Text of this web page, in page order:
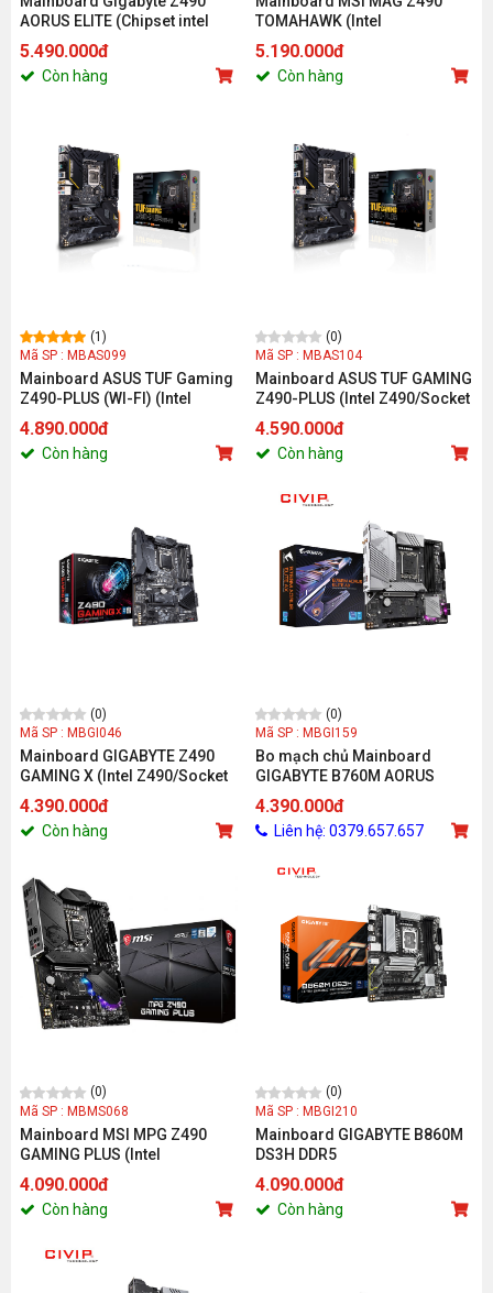
AORUS ELITE (Chipset intel
Z490/Socket LGA1200/Ram
DDR4/ ATX)
5.490.000đ
Còn hàng
TOMAHAWK (Intel
Z490/Socket 1200/ATX/4 khe
RAM DDR4)
5.190.000đ
Còn hàng
(1)
Mã SP : MBAS099
Mainboard ASUS TUF Gaming
Z490-PLUS (WI-FI) (Intel
Z490/Socket 1200/ATX/4 khe
RAM DDR4)
4.890.000đ
Còn hàng
(0)
Mã SP : MBAS104
Mainboard ASUS TUF GAMING
Z490-PLUS (Intel Z490/Socket
1200/ATX/4 khe RAM DDR4)
4.590.000đ
Còn hàng
(0)
Mã SP : MBGI046
Mainboard GIGABYTE Z490
GAMING X (Intel Z490/Socket
1200/ATX/4 khe RAM DDR4)
4.390.000đ
Còn hàng
(0)
Mã SP : MBGI159
Bo mạch chủ Mainboard
GIGABYTE B760M AORUS
ELITE AX DDR5 (Chipset B760,
Socket Intel LGA1700, DDR5,
DP / HDMI, mATX)
4.390.000đ
Liên hệ: 0379.657.657
(0)
Mã SP : MBMS068
Mainboard MSI MPG Z490
GAMING PLUS (Intel
Z490/Socket 1200/ATX/4 khe
RAM DDR4)
4.090.000đ
Còn hàng
(0)
Mã SP : MBGI210
Mainboard GIGABYTE B860M
DS3H DDR5
4.090.000đ
Còn hàng